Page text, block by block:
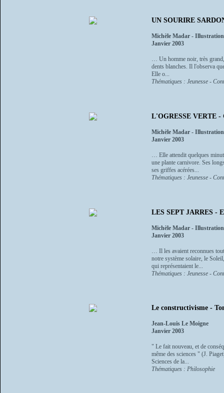
UN SOURIRE
Michèle Madar -
Janvier 2003
… Un homme noir, très
dents blanches. Il l'observa
Elle o...
Thématiques : Jeunesse -
L'OGRESSE VERTE -
Michèle Madar -
Janvier 2003
… Elle attendit quelques
une plante carnivore. Ses
ses griffes acérées...
Thématiques : Jeunesse -
LES SEPT JARRES -
Michèle Madar -
Janvier 2003
… Il les avaient reconnues
notre système solaire, le
qui représentaient le...
Thématiques : Jeunesse -
Le constructivisme -
Jean-Louis Le Moigne
Janvier 2003
" Le fait nouveau, et de
même des sciences " (J.
Sciences de la...
Thématiques : Philosophie